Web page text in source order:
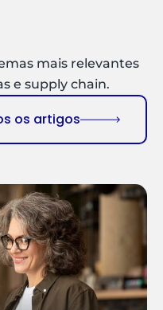
mais relevantes
e supply chain.
os artigos